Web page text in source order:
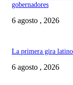
gobernadores
6 agosto , 2026
La primera gira
6 agosto , 2026